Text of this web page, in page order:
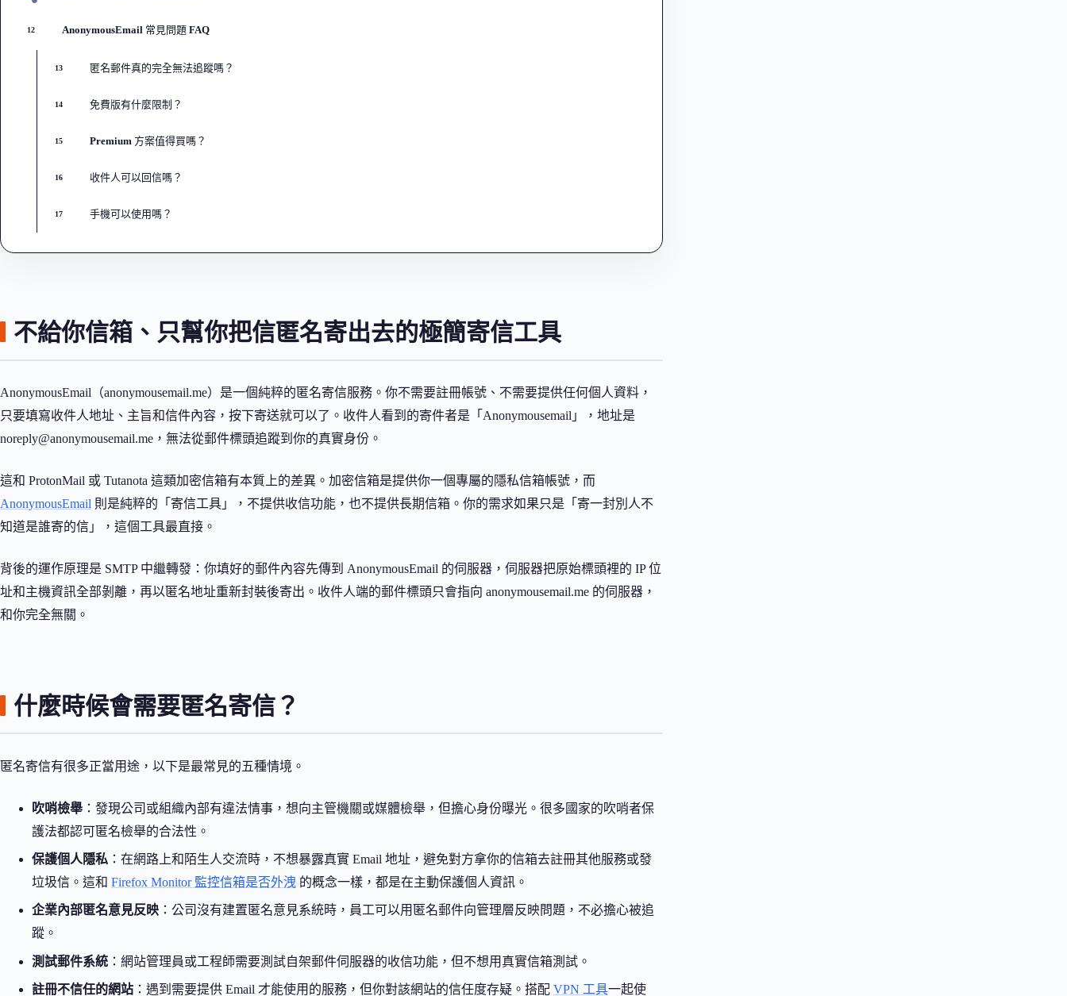
12 AnonymousEmail 常見問題 FAQ
13 匿名郵件真的完全無法追蹤嗎？
14 免費版有什麼限制？
15 Premium 方案值得買嗎？
16 收件人可以回信嗎？
17 手機可以使用嗎？
不給你信箱、只幫你把信匿名寄出去的極簡寄信工具
AnonymousEmail（anonymousemail.me）是一個純粹的匿名寄信服務。你不需要註冊帳號、不需要提供任何個人資料，
只要填寫收件人地址、主旨和信件內容，按下寄送就可以了。收件人看到的寄件者是「Anonymousemail」，地址是
noreply@anonymousemail.me ，無法從郵件標頭追蹤到你的真實身份。
這和 ProtonMail 或 Tutanota 這類加密信箱有本質上的差異。加密信箱是提供你一個專屬的隱私信箱帳號，而
AnonymousEmail 則是純粹的「寄信工具」，不提供收信功能，也不提供長期信箱。你的需求如果只是「寄一封別人不
知道是誰寄的信」，這個工具最直接。
背後的運作原理是 SMTP 中繼轉發：你填好的郵件內容先傳到 AnonymousEmail 的伺服器，伺服器把原始標頭裡的 IP 位
址和主機資訊全部剝離，再以匿名地址重新封裝後寄出。收件人端的郵件標頭只會指向 anonymousemail.me 的伺服器，
和你完全無關。
什麼時候會需要匿名寄信？
匿名寄信有很多正當用途，以下是最常見的五種情境。
吹哨檢舉：發現公司或組織內部有違法情事，想向主管機關或媒體檢舉，但擔心身份曝光。很多國家的吹哨者保
護法都認可匿名檢舉的合法性。
保護個人隱私 ：在網路上和陌生人交流時，不想暴露真實 Email 地址，避免對方拿你的信箱去註冊其他服務或發
垃圾信。這和 Firefox Monitor 監控信箱是否外洩 的概念一樣，都是在主動保護個人資訊。
企業內部匿名意見反映 ：公司沒有建置匿名意見系統時，員工可以用匿名郵件向管理層反映問題，不必擔心被追
蹤。
測試郵件系統 ：網站管理員或工程師需要測試自架郵件伺服器的收信功能，但不想用真實信箱測試。
註冊不信任的網站 ：遇到需要提供 Email 才能使用的服務，但你對該網站的信任度存疑。搭配 VPN 工具一起使